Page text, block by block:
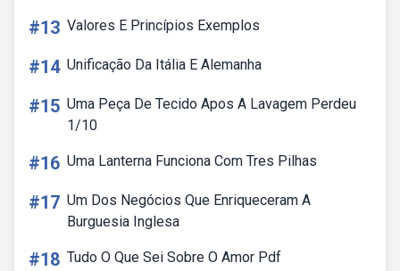
#13 Valores E Princípios Exemplos
#14 Unificação Da Itália E Alemanha
#15 Uma Peça De Tecido Apos A Lavagem Perdeu
1/10
#16 Uma Lanterna Funciona Com Tres Pilhas
#17 Um Dos Negócios Que Enriqueceram A
Burguesia Inglesa
#18 Tudo O Que Sei Sobre O Amor Pdf